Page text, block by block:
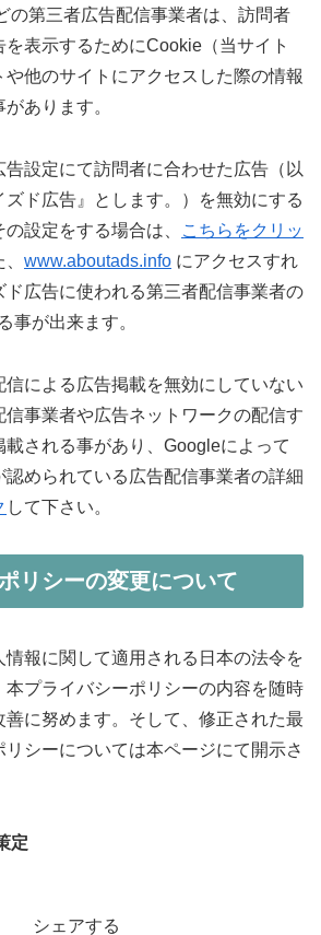
の第三者広告配信事業者は、訪問者
表示するためにCookie（当サイト
他のサイトにアクセスした際の情報
あります。
設定にて訪問者に合わせた広告（以
ド広告』とします。）を無効にする
設定をする場合は、
こちらをクリッ
www.aboutads.info にアクセスすれ
ド広告に使われる第三者配信事業者の
事が出来ます。
信による広告掲載を無効にしていない
事業者や広告ネットワークの配信す
載される事があり、Googleによって
認められている広告配信事業者の詳細
して下さい。
リシーの変更について
情報に関して適用される日本の法令を
本プライバシーポリシーの内容を随時
善に努めます。そして、修正された最
シーについては本ページにて開示さ
定
シェアする